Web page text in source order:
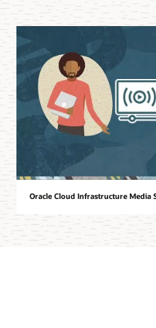
Oracle Cloud Infrastructure Media